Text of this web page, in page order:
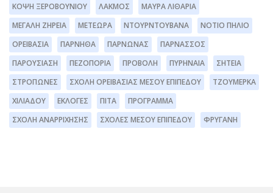
ΚΌΨΗ ΞΕΡΟΒΟΥΝΊΟΥ
ΛΆΚΜΟΣ
ΜΑΥΡΑ ΛΙΘΆΡΙΑ
ΜΕΓΆΛΗ ΖΉΡΕΙΑ
ΜΕΤΈΩΡΑ ΝΤΟΥΡΝΤΟΥΒΆΝΑ
ΝΌΤΙΟ ΠΉΛΙΟ
ΟΡΕΙΒΑΣΊΑ
ΠΆΡΝΗΘΑ ΠΆΡΝΩΝΑΣ
ΠΑΡΝΑΣΣΌΣ
ΠΑΡΟΥΣΊΑΣΗ
ΠΕΖΟΠΟΡΊΑ ΠΡΟΒΟΛΉ ΠΥΡΗΝΑΊΑ
ΣΗΤΕΊΑ
ΣΤΡΌΠΩΝΕΣ
ΣΧΟΛΉ ΟΡΕΙΒΑΣΊΑΣ ΜΈΣΟΥ ΕΠΙΠΈΔΟΥ
ΤΖΟΥΜΈΡΚΑ
ΧΙΛΙΑΔΟΎ
ΕΚΛΟΓΈΣ ΠΊΤΑ
ΠΡΌΓΡΑΜΜΑ
ΣΧΟΛΉ ΑΝΑΡΡΊΧΗΣΗΣ
ΣΧΟΛΕΣ ΜΕΣΟΥ ΕΠΙΠΕΔΟΥ ΦΡΥΓΑΝΗ